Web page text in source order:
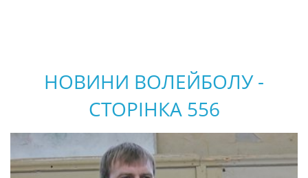
НОВИНИ ВОЛЕЙБОЛУ -
СТОРІНКА 556